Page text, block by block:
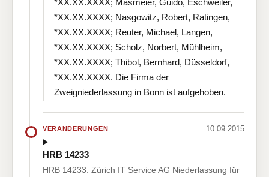
*XX.XX.XXXX; Nasgowitz, Robert, Ratingen,
*XX.XX.XXXX; Reuter, Michael, Langen,
*XX.XX.XXXX; Scholz, Norbert, Mühlheim,
*XX.XX.XXXX; Thibol, Bernhard, Düsseldorf,
*XX.XX.XXXX. Die Firma der
Zweigniederlassung in Bonn ist aufgehoben.
VERÄNDERUNGEN 10.09.2015
HRB 14233
HRB 14233: Zürich IT Service AG Niederlassung für